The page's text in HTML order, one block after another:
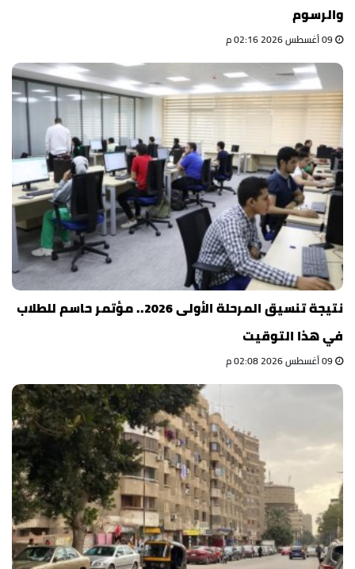
والرسوم
نتيجة تنسيق المرحلة الأولى 2026.. مؤتمر حاسم للطلاب
في هذا التوقيت